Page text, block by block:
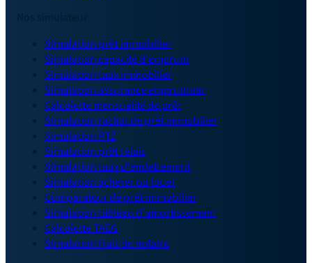
Simulation prêt immobilier
Simulation capacité d'emprunt
Simulation taux immobilier
Simulation assurance emprunteur
Calculette mensualité de prêt
Simulation rachat de prêt immobilier
Simulation PTZ
Simulation prêt relais
Simulation taux d'endettement
Simulation acheter ou louer
Comparateur de prêt immobilier
Simulation tableau d'amortissement
Calculette TAEG
Simulation frais de notaire